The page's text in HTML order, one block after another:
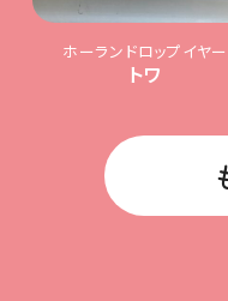
ホーランドロップイヤー
トワ